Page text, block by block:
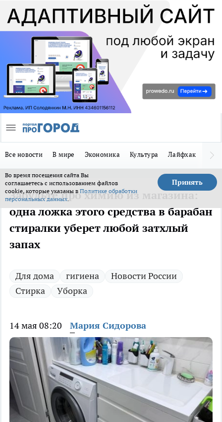
Все новости В мире Экономика Культура Лайфхак
Во время посещения сайта Вы
соглашаетесь с использованием файлов
cookie, которые указаны в Политике обработки
персональных данных.
Принять
Забудьте про химию из магазина:
одна ложка этого средства в барабан
стиралки уберет любой затхлый
запах
Для дома гигиена
Новости России
Стирка
Уборка
14 мая 08:20 Мария Сидорова